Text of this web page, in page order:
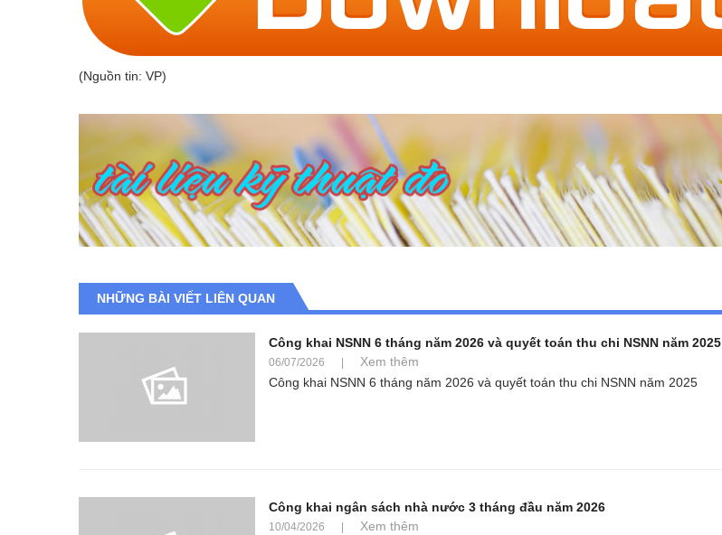
(Nguồn tin: VP)
NHỮNG BÀI VIẾT LIÊN QUAN
Công khai NSNN 6 tháng năm 2026 và quyết toán thu chi NSNN năm 2025
06/07/2026
Xem thêm
Công khai NSNN 6 tháng năm 2026 và quyết toán thu chi NSNN năm 2025
Công khai ngân sách nhà nước 3 tháng đầu năm 2026
10/04/2026
Xem thêm